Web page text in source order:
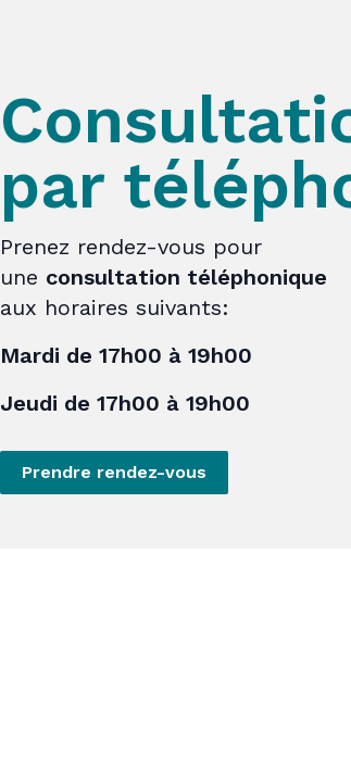
par
Prenez rendez-vous pour
une consultation téléphonique
aux horaires suivants:
Mardi de 17h00 à 19h00
Jeudi de 17h00 à 19h00
Prendre rendez-vous